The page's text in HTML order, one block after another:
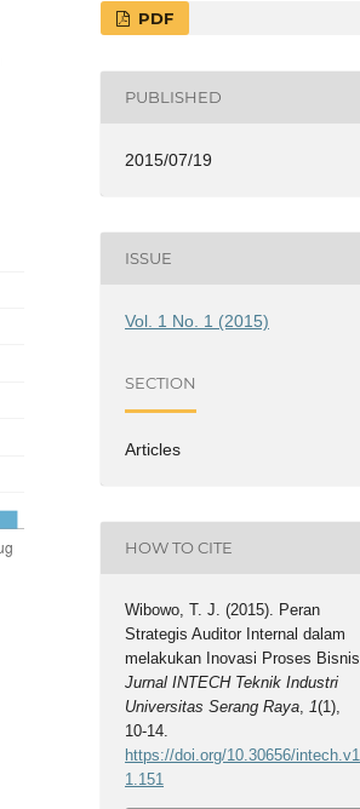
PDF
PUBLISHED
2015/07/19
ISSUE
Vol. 1 No. 1 (2015)
SECTION
Articles
HOW TO CITE
Wibowo, T. J. (2015). Peran
Strategis Auditor Internal dalam
melakukan Inovasi Proses
Jurnal INTECH Teknik Industri
Universitas Serang Raya
1(1),
10-14.
https://doi.org/10.30656/
1.151